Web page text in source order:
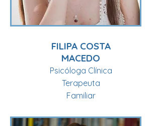
FILIPA COSTA
MACEDO
Psicóloga Clínica
Terapeuta
Familiar